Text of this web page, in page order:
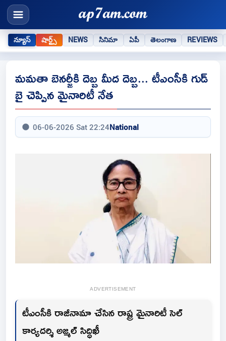
న్యూస్ షార్ట్స్ NEWS సినిమా ఏపీ తెలంగాణ REVIEWS
మమతా బెనర్జీకి దెబ్బ మీద దెబ్బ... టీఎంసీకి గుడ్
బై చెప్పిన మైనారిటీ నేత
06-06-2026 Sat 22:24National
ADVERTISEMENT
టీఎంసీకి రాజీనామా చేసిన రాష్ట్ర మైనారిటీ సెల్
కార్యదర్శి అజ్మల్ సిద్ధిఖీ